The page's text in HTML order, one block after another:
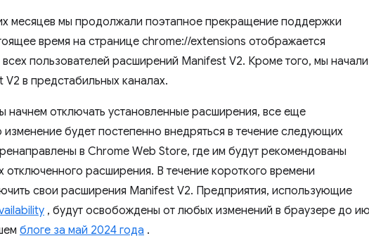
месяцев мы продолжали поэтапное прекращение поддержки
время на странице chrome://extensions отображается
пользователей расширений Manifest V2. Кроме того, мы начали
в предстабильных каналах.
начнем отключать установленные расширения, все еще
будет постепенно внедряться в течение следующих
в Chrome Web Store, где им будут рекомендованы
отключенного расширения. В течение короткого времени
свои расширения Manifest V2. Предприятия, использующие
, будут освобождены от любых изменений в браузере до
блоге за май 2024 года .